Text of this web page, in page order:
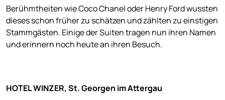
Berühmtheiten wie Coco Chanel oder Henry Ford wussten
dieses schon früher zu schätzen und zählten zu einstigen
Stammgästen. Einige der Suiten tragen nun ihren Namen
und erinnern noch heute an ihren Besuch.
HOTEL WINZER, St. Georgen im Attergau